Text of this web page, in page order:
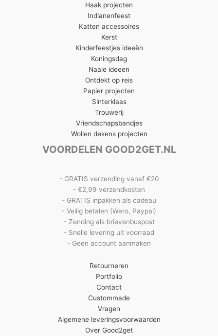
Haak projecten
Indianenfeest
Katten accessoires
Kerst
Kinderfeestjes ideeën
Koningsdag
Naaie ideeen
Ontdekt op reis
Papier projecten
Sinterklaas
Trouwerij
Vriendschapsbandjes
Wollen dekens projecten
VOORDELEN GOOD2GET.NL
- GRATIS verzending vanaf €20
- €2,99 verzendkosten
- GRATIS inpakken als cadeau
- Veilig betalen (Wero, Paypal)
- Zending als brievenbuspost
- Snelle levering uit voorraad
- Geen account aanmaken
Retourneren
Portfolio
Contact
Custommade
Vragen
Algemene leveringsvoorwaarden
Over Good2get